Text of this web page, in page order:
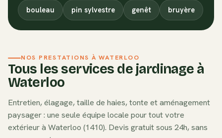
bouleau pin sylvestre genêt bruyère
NOS PRESTATIONS ÀWATERLOO
Tous les services de jardinage à
Waterloo
Entretien, élagage, taille de haies, tonte et aménagement
paysager : une seule équipe locale pour tout votre
extérieur à Waterloo (1410). Devis gratuit sous 24h, sans